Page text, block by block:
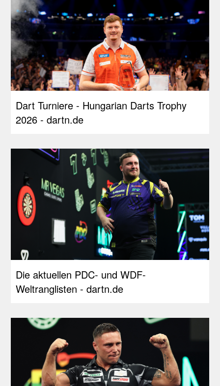
Dart Turniere - Hungarian Darts Trophy
2026 - dartn.de
Die aktuellen PDC- und WDF-
Weltranglisten - dartn.de